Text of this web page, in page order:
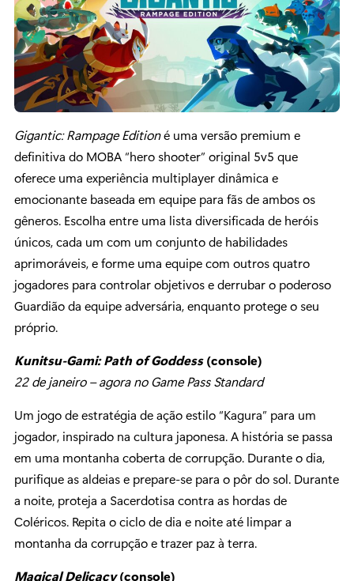
Gigantic: Rampage Editioné uma versão premium e
definitiva do MOBA “hero shooter” original 5v5 que
oferece uma experiência multiplayer dinâmica e
emocionante baseada em equipe para fãs de ambos os
gêneros. Escolha entre uma lista diversificada de heróis
únicos, cada um com um conjunto de habilidades
aprimoráveis, e forme uma equipe com outros quatro
jogadores para controlar objetivos e derrubar o poderoso
Guardião da equipe adversária, enquanto protege o seu
próprio.
Kunitsu-Gami: Path of Goddess(console)
22 de janeiro – agora no Game Pass Standard
Um jogo de estratégia de ação estilo “Kagura” para um
jogador, inspirado na cultura japonesa. A história se passa
em uma montanha coberta de corrupção. Durante o dia,
purifique as aldeias e prepare-se para o pôr do sol. Durante
a noite, proteja a Sacerdotisa contra as hordas de
Coléricos. Repita o ciclo de dia e noite até limpar a
montanha da corrupção e trazer paz à terra.
Magical Delicacy(console)